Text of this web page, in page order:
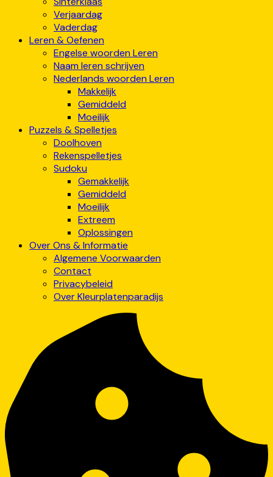
Verjaardag
Vaderdag
Leren & Oefenen
Engelse woorden Leren
Naam leren schrijven
Nederlands woorden Leren
Makkelijk
Gemiddeld
Moeilijk
Puzzels & Spelletjes
Doolhoven
Rekenspelletjes
Sudoku
Gemakkelijk
Gemiddeld
Moeilijk
Extreem
Oplossingen
Over Ons & Informatie
Algemene Voorwaarden
Contact
Privacybeleid
Over Kleurplatenparadijs